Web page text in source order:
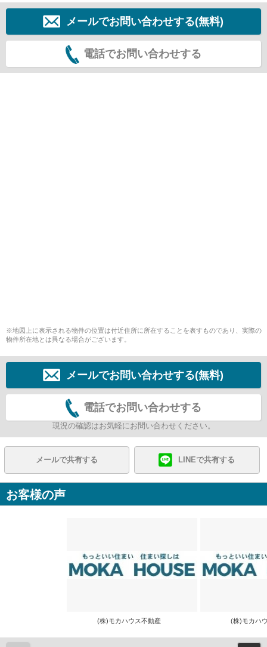
メールでお問い合わせする(無料)
電話でお問い合わせする
※地図上に表示される物件の位置は付近住所に所在することを表すものであり、実際の
物件所在地とは異なる場合がございます。
メールでお問い合わせする(無料)
電話でお問い合わせする
現況の確認はお気軽にお問い合わせください。
メールで共有する LINEで共有する
お客様の声
(株)モカハウス不動産 (株)モカハ